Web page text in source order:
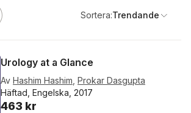
Sortera:Trendande
Urology at a Glance
Av Hashim Hashim Prokar Dasgupta
Häftad, Engelska, 2017
463 kr